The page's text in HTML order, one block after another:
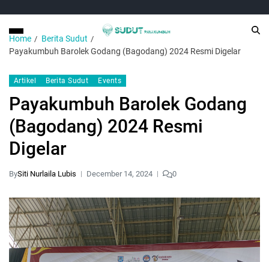
Home
Berita Sudut
Payakumbuh Barolek Godang (Bagodang) 2024 Resmi Digelar
Artikel Berita Sudut Events
Payakumbuh Barolek Godang
(Bagodang) 2024 Resmi
Digelar
BySiti Nurlaila Lubis December 14, 2024 0